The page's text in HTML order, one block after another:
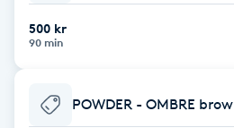
500 kr
90 min
POWDER - OMBRE brow